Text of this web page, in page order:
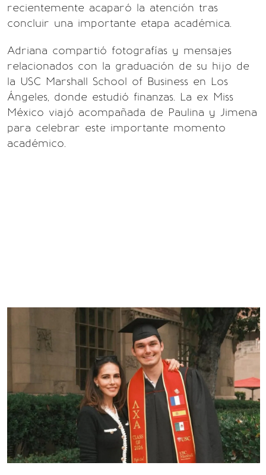
recientemente acaparó la atención tras
concluir una importante etapa académica.
Adriana compartió fotografías y mensajes
relacionados con la graduación de su hijo de
la USC Marshall School of Business en Los
Ángeles, donde estudió finanzas. La ex Miss
México viajó acompañada de Paulina y Jimena
para celebrar este importante momento
académico.